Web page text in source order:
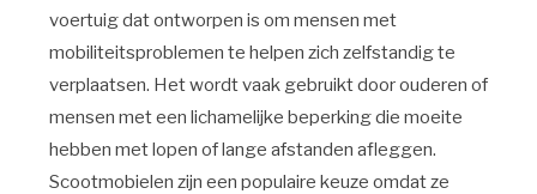
voertuig dat ontworpen is om mensen met
mobiliteitsproblemen te helpen zich zelfstandig te
verplaatsen. Het wordt vaak gebruikt door ouderen of
mensen met een lichamelijke beperking die moeite
hebben met lopen of lange afstanden afleggen.
Scootmobielen zijn een populaire keuze omdat ze